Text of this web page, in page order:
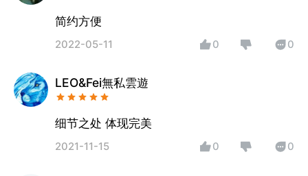
简约方便
2022-05-11 0 0
LEO&Fei無私雲遊
细节之处 体现完美
2021-11-15 0 0